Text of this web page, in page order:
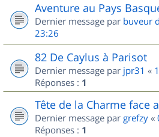
Aventure au Pays
Dernier message par buveur
23:26
82 De Caylus à Parisot
Dernier message par jpr31 «
Réponses : 1
Tête de la Charme face
Dernier message par grefzy «
Réponses : 1